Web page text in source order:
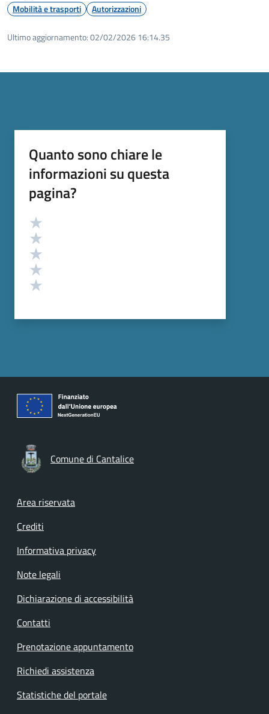
Mobilità e trasporti Autorizzazioni
Ultimo aggiornamento:02/02/2026 16:14.35
Quanto sono chiare le
informazioni su questa
pagina?
Valutazione
Comune di Cantalice
Footer menu
Area riservata
Crediti
Informativa privacy
Note legali
Dichiarazione di accessibilità
Contatti
Prenotazione appuntamento
Richiedi assistenza
Statistiche del portale